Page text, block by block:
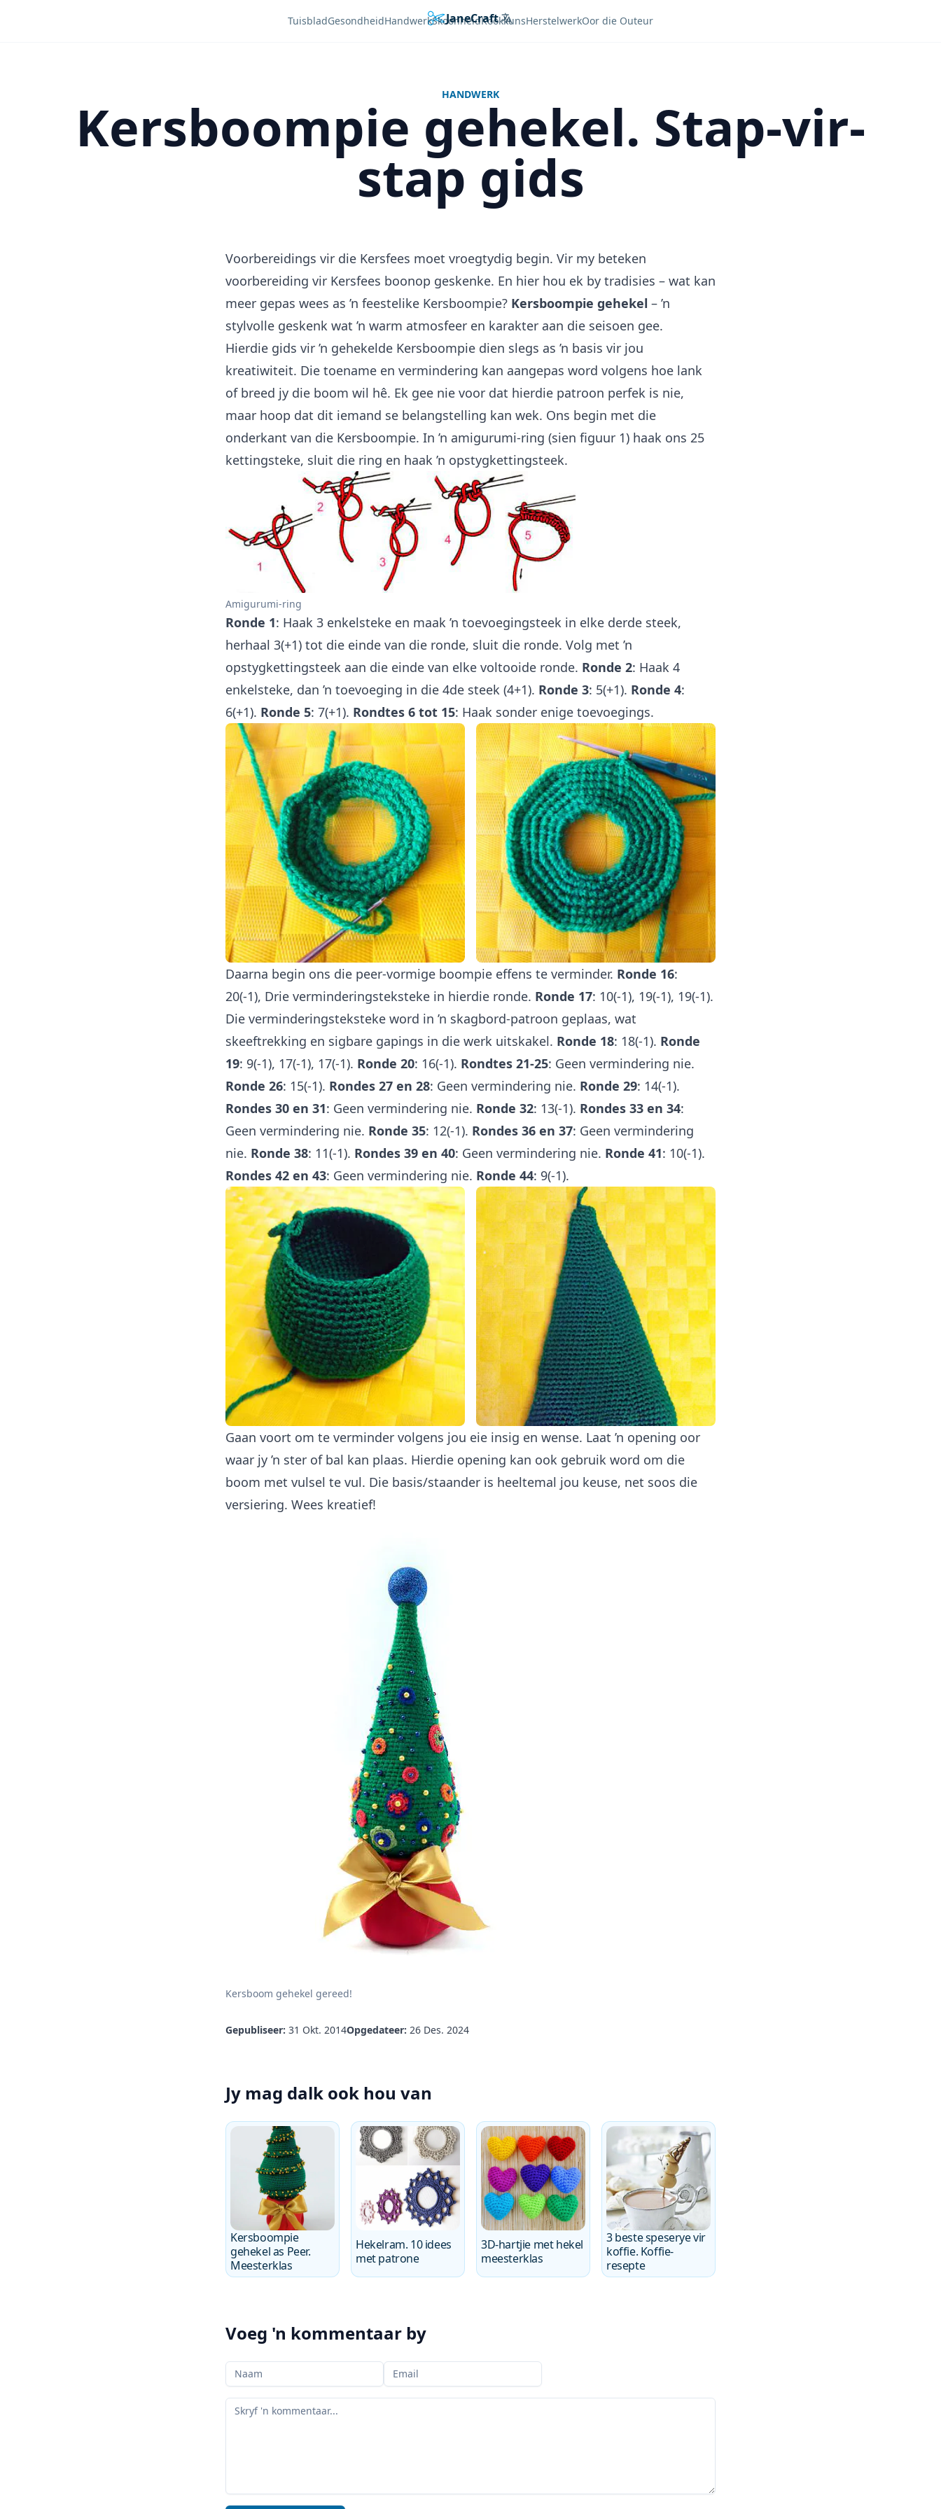
JaneCraft Languages
TuisbladGesondheidHandwerkSkoonheidKookkunsHerstelwerkOor die Outeur
HANDWERK
Kersboompie gehekel. Stap-vir-
stap gids
Voorbereidings vir die Kersfees moet vroegtydig begin. Vir my beteken
voorbereiding vir Kersfees boonop geskenke. En hier hou ek by tradisies – wat kan
meer gepas wees as ’n feestelike Kersboompie? Kersboompie gehekel – ’n
stylvolle geskenk wat ’n warm atmosfeer en karakter aan die seisoen gee.
Hierdie gids vir ’n gehekelde Kersboompie dien slegs as ’n basis vir jou
kreatiwiteit. Die toename en vermindering kan aangepas word volgens hoe lank
of breed jy die boom wil hê. Ek gee nie voor dat hierdie patroon perfek is nie,
maar hoop dat dit iemand se belangstelling kan wek. Ons begin met die
onderkant van die Kersboompie. In ’n amigurumi-ring (sien figuur 1) haak ons 25
kettingsteke, sluit die ring en haak ’n opstygkettingsteek.
Amigurumi-ring
Ronde 1: Haak 3 enkelsteke en maak ’n toevoegingsteek in elke derde steek,
herhaal 3(+1) tot die einde van die ronde, sluit die ronde. Volg met ’n
opstygkettingsteek aan die einde van elke voltooide ronde. Ronde 2: Haak 4
enkelsteke, dan ’n toevoeging in die 4de steek (4+1). Ronde 3: 5(+1). Ronde 4:
6(+1). Ronde 5: 7(+1). Rondtes 6 tot 15: Haak sonder enige toevoegings.
Daarna begin ons die peer-vormige boompie effens te verminder. Ronde 16:
20(-1), Drie verminderingsteksteke in hierdie ronde. Ronde 17: 10(-1), 19(-1), 19(-1).
Die verminderingsteksteke word in ’n skagbord-patroon geplaas, wat
skeeftrekking en sigbare gapings in die werk uitskakel. Ronde 18: 18(-1). Ronde
19: 9(-1), 17(-1), 17(-1). Ronde 20: 16(-1). Rondtes 21-25: Geen vermindering nie.
Ronde 26: 15(-1). Rondes 27 en 28: Geen vermindering nie. Ronde 29: 14(-1).
Rondes 30 en 31: Geen vermindering nie. Ronde 32: 13(-1). Rondes 33 en 34:
Geen vermindering nie. Ronde 35: 12(-1). Rondes 36 en 37: Geen vermindering
nie. Ronde 38: 11(-1). Rondes 39 en 40: Geen vermindering nie. Ronde 41: 10(-1).
Rondes 42 en 43: Geen vermindering nie. Ronde 44: 9(-1).
Gaan voort om te verminder volgens jou eie insig en wense. Laat ’n opening oor
waar jy ’n ster of bal kan plaas. Hierdie opening kan ook gebruik word om die
boom met vulsel te vul. Die basis/staander is heeltemal jou keuse, net soos die
versiering. Wees kreatief!
Kersboom gehekel gereed!
Gepubliseer: 31 Okt. 2014Opgedateer: 26 Des. 2024
Jy mag dalk ook hou van
Kersboompie
gehekel as Peer.
Meesterklas
Hekelram. 10 idees
met patrone
3D-hartjie met hekel
meesterklas
3 beste speserye vir
koffie. Koffie-
resepte
Voeg 'n kommentaar by
Jou Naam Jou e-pos
Jou kommentaar